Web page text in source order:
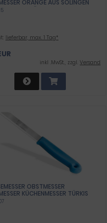
ORANGE AUS SOLINGEN
SPÜLMASCHINEN
lieferbar, max. 1 Tag*
inkl .MwSt., zzgl. Versand
OBSTMESSER
KÜCHENMESSER TÜRKIS
UNIVERSAL MESSER MIT